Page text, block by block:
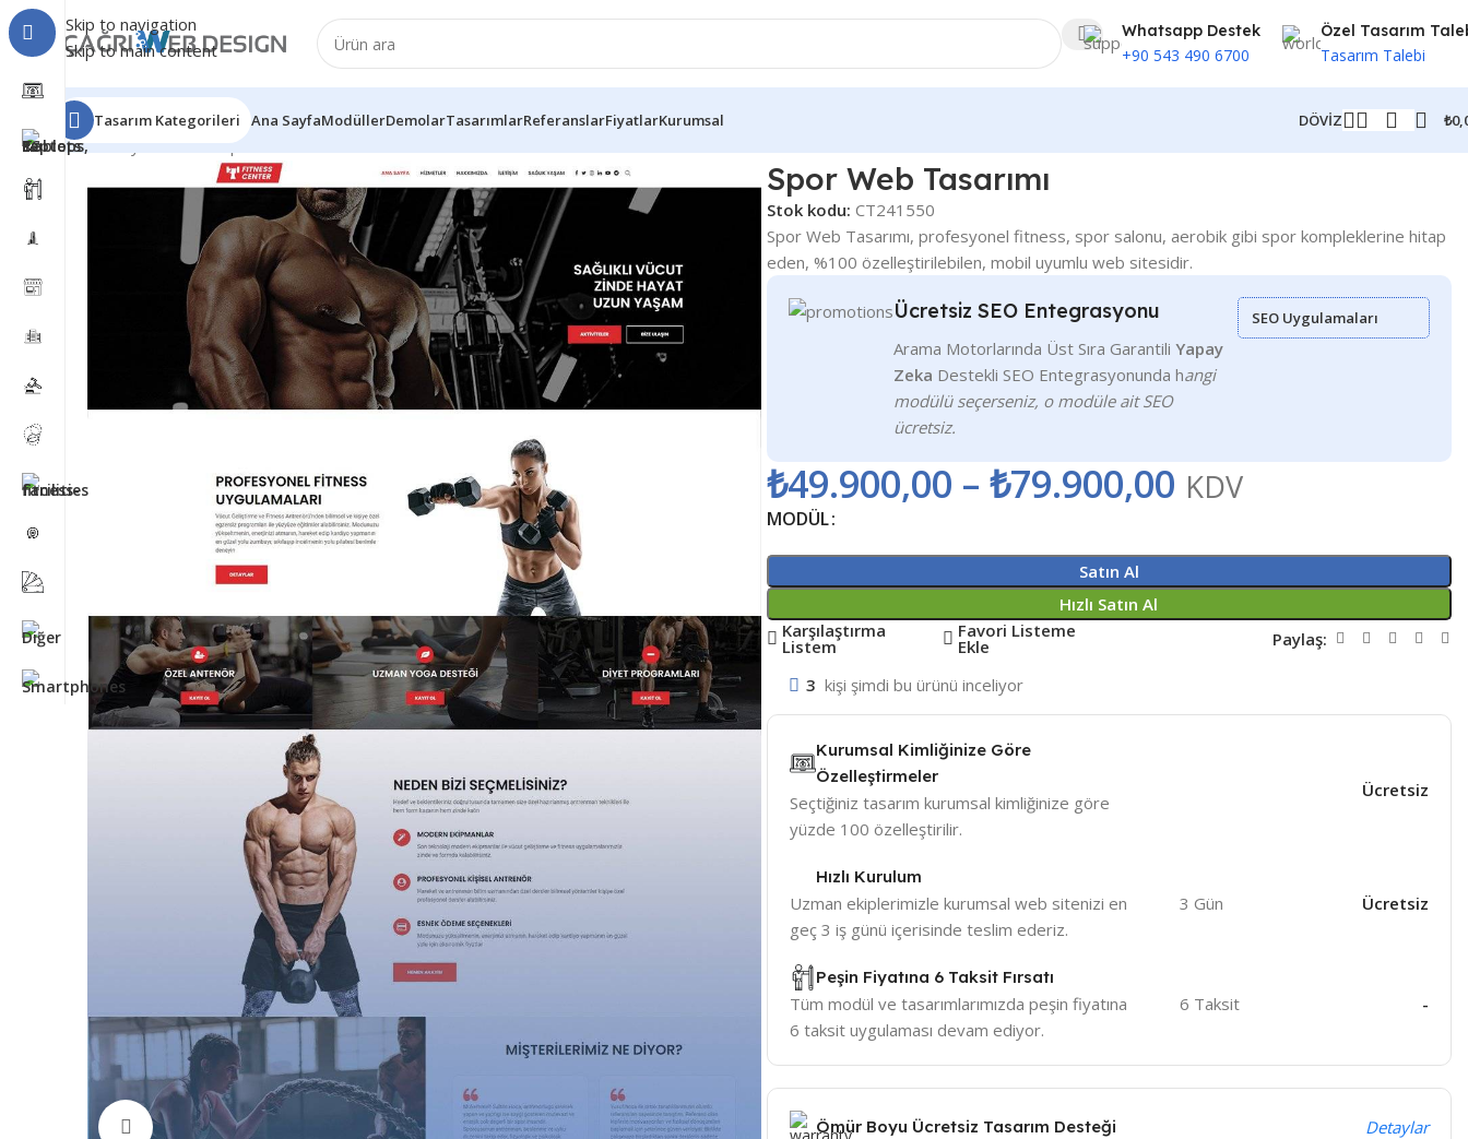
Skip to navigation
Skip to main content
Whatsapp Destek
+90 543 490 6700
Özel Tasarım
Tasarım Talebi
Tasarım Kategorileri Ana SayfaModüllerDemolarTasarımlarReferanslarFiyatlarKurumsal DÖVİZ ₺
Ana Sayfa Fitness Spor Web Tasarımı
Büyütmek için tıklayın
Spor Web Tasarımı
Stok kodu: CT241550
Spor Web Tasarımı, profesyonel fitness, spor salonu, aerobik gibi spor kompleklerine hitap
eden, %100 özelleştirilebilen, mobil uyumlu web sitesidir.
Ücretsiz SEO Entegrasyonu
Arama Motorlarında Üst Sıra Garantili Yapay
Zeka Destekli SEO Entegrasyonunda hangi
modülü seçerseniz, o modüle ait SEO
ücretsiz.
SEO Uygulamaları
₺49.900,00 – ₺79.900,00 KDV
MODÜL
Satın Al
Hızlı Satın Al
Karşılaştırma
Listem
Favori Listeme
Ekle Paylaş:
3 kişi şimdi bu ürünü inceliyor
Kurumsal Kimliğinize Göre
Özelleştirmeler
Seçtiğiniz tasarım kurumsal kimliğinize göre
yüzde 100 özelleştirilir.
Ücretsiz
Hızlı Kurulum
Uzman ekiplerimizle kurumsal web sitenizi en
geç 3 iş günü içerisinde teslim ederiz.
3 Gün Ücretsiz
Peşin Fiyatına 6 Taksit Fırsatı
Tüm modül ve tasarımlarımızda peşin fiyatına
6 taksit uygulaması devam ediyor.
6 Taksit -
Ömür Boyu Ücretsiz Tasarım Desteği Detaylar